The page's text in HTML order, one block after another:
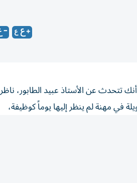
عن الأستاذ عبيد الطابور، ناظر
في مهنة لم ينظر إليها يوماً كوظيفة،